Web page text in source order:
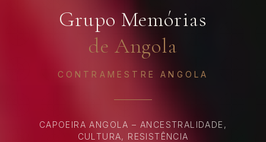
Grupo Memórias
de Angola
CONTRAMESTRE ANGOLA
CAPOEIRA ANGOLA – ANCESTRALIDADE,
CULTURA, RESISTÊNCIA